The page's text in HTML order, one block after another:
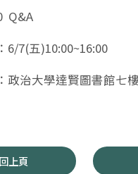
Q&A
6/7(五)10:00~16:00
政治大學達賢圖書館七
回上頁